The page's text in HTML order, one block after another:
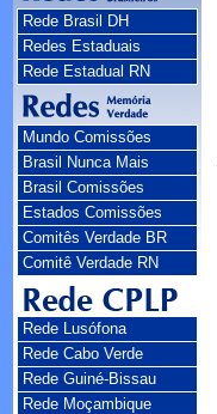
Rede Brasil DH
Redes Estaduais
Rede Estadual RN
Mundo Comissões
Brasil Nunca Mais
Brasil Comissões
Estados Comissões
Comitês Verdade BR
Comitê Verdade RN
Rede Lusófona
Rede Cabo Verde
Rede Guiné-Bissau
Rede Moçambique